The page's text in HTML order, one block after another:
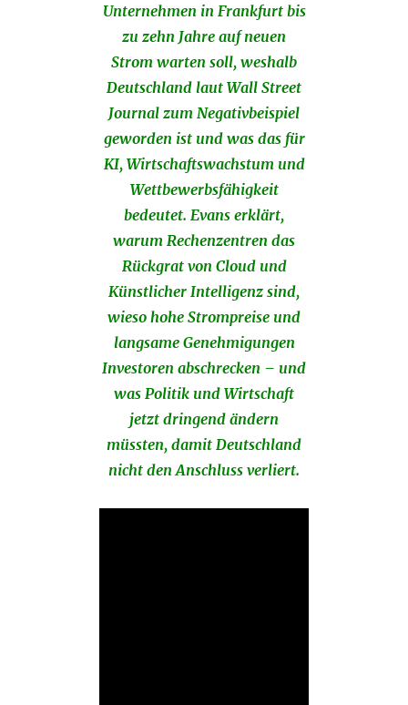
Unternehmen in Frankfurt bis
zu zehn Jahre auf neuen
Strom warten soll, weshalb
Deutschland laut Wall Street
Journal zum Negativbeispiel
geworden ist und was das für
KI, Wirtschaftswachstum und
Wettbewerbsfähigkeit
bedeutet. Evans erklärt,
warum Rechenzentren das
Rückgrat von Cloud und
Künstlicher Intelligenz sind,
wieso hohe Strompreise und
langsame Genehmigungen
Investoren abschrecken – und
was Politik und Wirtschaft
jetzt dringend ändern
müssten, damit Deutschland
nicht den Anschluss verliert.